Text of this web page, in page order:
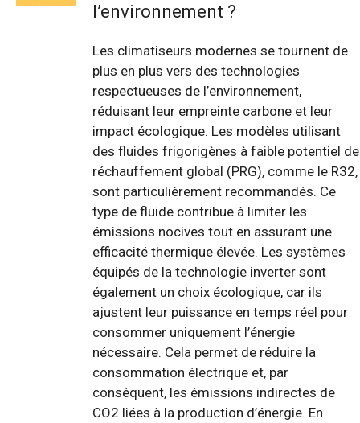
l’environnement ?
Les climatiseurs modernes se tournent de
plus en plus vers des technologies
respectueuses de l’environnement,
réduisant leur empreinte carbone et leur
impact écologique. Les modèles utilisant
des fluides frigorigènes à faible potentiel de
réchauffement global (PRG), comme le R32,
sont particulièrement recommandés. Ce
type de fluide contribue à limiter les
émissions nocives tout en assurant une
efficacité thermique élevée. Les systèmes
équipés de la technologie inverter sont
également un choix écologique, car ils
ajustent leur puissance en temps réel pour
consommer uniquement l’énergie
nécessaire. Cela permet de réduire la
consommation électrique et, par
conséquent, les émissions indirectes de
CO2 liées à la production d’énergie. En